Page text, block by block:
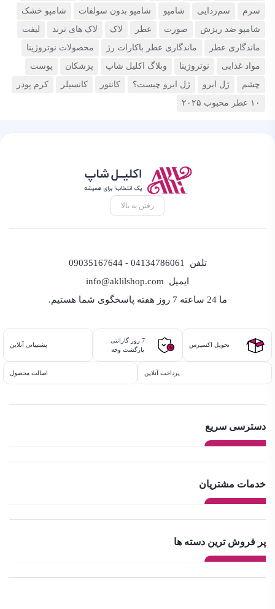
سرم
سم‌زدایی شامپو شامپو بدون سولفات
شامپو خشک
شامپو ضد ریزش
صورت عطر لاک لاک های ترند
لیفت
ماندگاری عطر
ماندگاری عطر باکارات رژ
محصولات نوتروژینا
مواد غذایی
نوتروژینا وبلاگ اکلیل شاپ پزشکان
پوست
چشم
ژل ابرو ژل ابرو چیست؟ کانتور کانسیلر
کرم پودر
۱۰ عطر محبوب ۲۰۲۵
رفتن به بالا
تلفن
04134786061 - 09035167644
ایمیل info@aklilshop.com
ما 24 ساعته 7 روز هفته پاسخگوی شما هستیم.
تحویل اکسپرس
7 روز گارانتی
بازگشت وجه
پشتیبانی آنلاین
پرداخت آنلاین اصالت محصول
دسترسی سریع
خدمات مشتریان
پر فروش ترین دسته ها